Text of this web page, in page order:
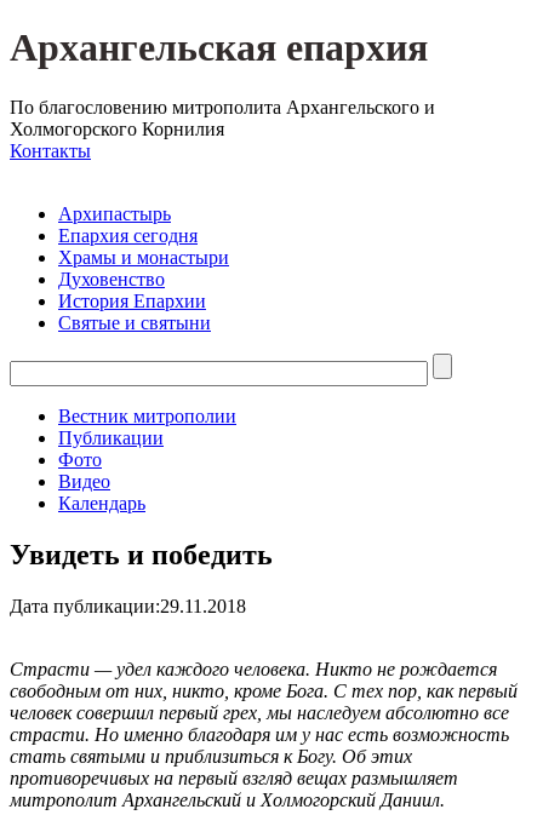
Архангельская епархия
По благословению митрополита Архангельского и
Холмогорского Корнилия
Контакты
Архипастырь
Епархия сегодня
Храмы и монастыри
Духовенство
История Епархии
Святые и святыни
Вестник митрополии
Публикации
Фото
Видео
Календарь
Увидеть и победить
Дата публикации:29.11.2018
Страсти — удел каждого человека. Никто не рождается
свободным от них, никто, кроме Бога. С тех пор, как первый
человек совершил первый грех, мы наследуем абсолютно все
страсти. Но именно благодаря им у нас есть возможность
стать святыми и приблизиться к Богу. Об этих
противоречивых на первый взгляд вещах размышляет
митрополит Архангельский и Холмогорский Даниил.